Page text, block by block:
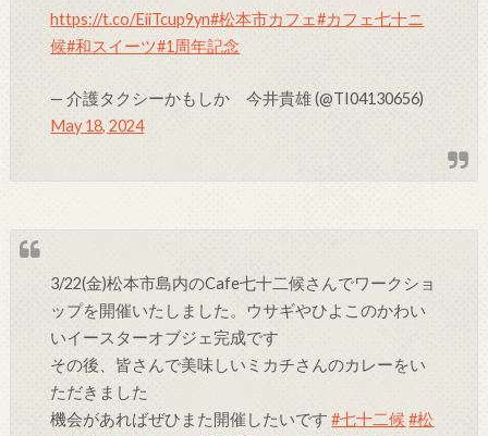
https://t.co/EiiTcup9yn#松本市カフェ#カフェ七十ニ
候#和スイーツ#1周年記念
— 介護タクシーかもしか 今井貴雄 (@TI04130656)
May 18, 2024
3/22(金)松本市島内のCafe七十二候さんでワークショ
ップを開催いたしました。ウサギやひよこのかわい
いイースターオブジェ完成です
その後、皆さんで美味しいミカチさんのカレーをい
ただきました
機会があればぜひまた開催したいです#七十二候 #松